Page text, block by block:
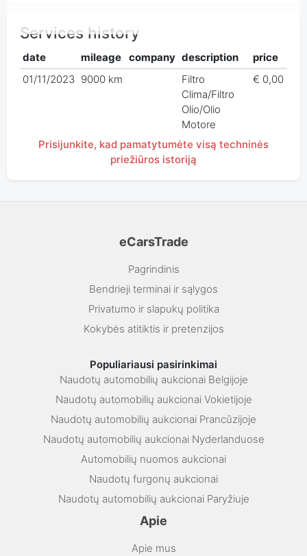
Services history
date mileage company description
price
01/11/2023 9000 km
Filtro
Clima/Filtro
Olio/Olio
Motore
€ 0,00
Prisijunkite, kad pamatytumėte visą techninės
priežiūros istoriją
eCarsTrade
Pagrindinis
Bendrieji terminai ir sąlygos
Privatumo ir slapukų politika
Kokybės atitiktis ir pretenzijos
Populiariausi pasirinkimai
Naudotų automobilių aukcionai Belgijoje
Naudotų automobilių aukcionai Vokietijoje
Naudotų automobilių aukcionai Prancūzijoje
Naudotų automobilių aukcionai Nyderlanduose
Automobilių nuomos aukcionai
Naudotų furgonų aukcionai
Naudotų automobilių aukcionai Paryžiuje
Apie
Apie mus